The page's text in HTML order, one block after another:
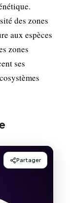
des zones
aux espèces
zones
ses